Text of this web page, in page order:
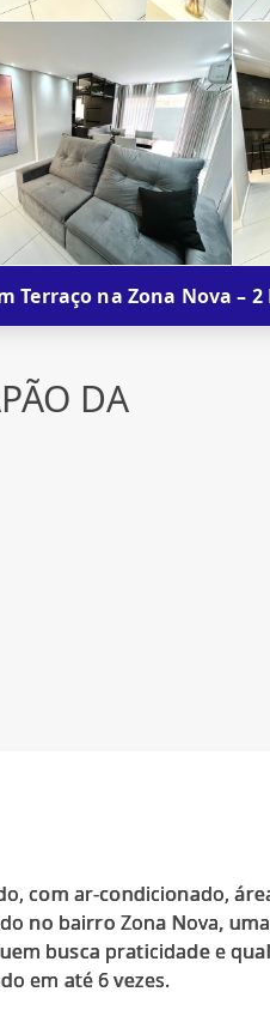
Terraço na Zona Nova –
DA
com ar-condicionado,
no bairro Zona Nova,
busca praticidade e
em até 6 vezes.